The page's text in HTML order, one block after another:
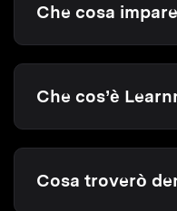
Che cosa
Che cos’è
Cosa troverò